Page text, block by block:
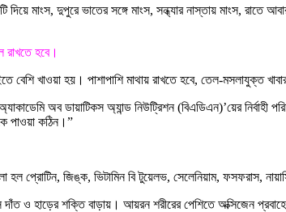
মাংস, দুপুরে ভাতের সঙ্গে মাংস, সন্ধ্যার নাস্তায় মাংস, রাতে
রাখতে হবে।
খাওয়া হয়। পাশাপাশি মাথায় রাখতে হবে, তেল-মসলাযুক্ত
অ্যাকাডেমি অব ডায়াটিকস অ্যান্ড নিউট্রিশন (বিএডিএন)’য়ের
পাওয়া কঠিন।”
প্রোটিন, জিঙ্ক, ভিটামিন বি টুয়েলভ, সেলেনিয়াম, ফসফরাস,
ও হাড়ের শক্তি বাড়ায়। আয়রন শরীরের পেশিতে অক্সিজেন